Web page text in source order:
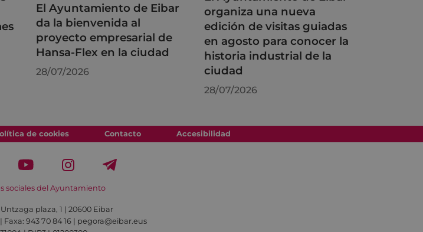
El Ayuntamiento de Eibar
da la bienvenida al
proyecto empresarial de
Hansa-Flex en la ciudad
28/07/2026
organiza una nueva
edición de visitas guiadas
en agosto para conocer la
historia industrial de la
ciudad
28/07/2026
de cookies Contacto Accesibilidad
sociales del Ayuntamiento
plaza, 1 | 20600 Eibar
Faxa: 943 70 84 16 | pegora@eibar.eus